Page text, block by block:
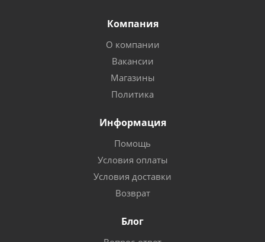
Компания
О компании
Вакансии
Магазины
Политика
Информация
Помощь
Условия оплаты
Условия доставки
Возврат
Блог